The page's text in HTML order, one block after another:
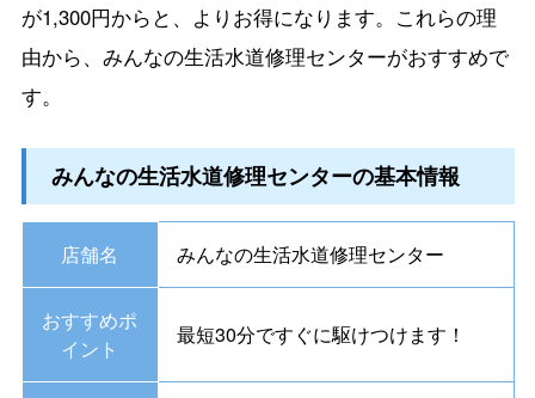
が1,300円からと、よりお得になります。これらの理
由から、みんなの生活水道修理センターがおすすめで
す。
みんなの生活水道修理センターの基本情報
店舗名 みんなの生活水道修理センター
おすすめポ
イント
最短30分ですぐに駆けつけます！